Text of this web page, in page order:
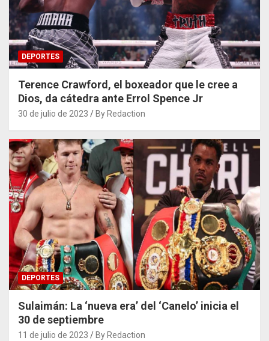
DEPORTES
Terence Crawford, el boxeador que le cree a
Dios, da cátedra ante Errol Spence Jr
30 de julio de 2023 By Redaction
DEPORTES
Sulaimán: La ‘nueva era’ del ‘Canelo’ inicia el
30 de septiembre
11 de julio de 2023 By Redaction